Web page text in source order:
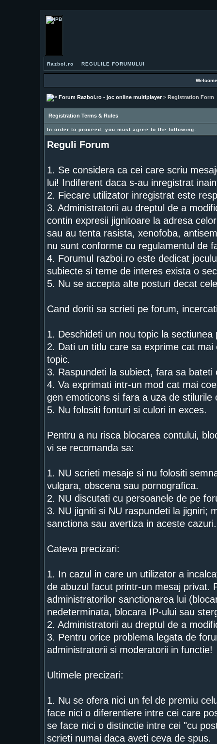
Razboi.ro REGULILE FORUMULUI
Forum Razboi.ro - joc online multiplayer> Registration Form
Registration Terms & Rules
In order to proceed, you must agree to the following:
Reguli Forum
1. Se considera ca cei care scriu
lui! Indiferent daca s-au inregistrat
2. Fiecare utilizator inregistrat este
3. Administratorii au dreptul de a
contin expresii jignitoare la adresa
sau au tenta rasista, xenofoba,
nu sunt conforme cu regulamentul de
4. Forumul razboi.ro este dedicat
subiecte si teme de interes exista o
5. Nu se accepta alte posturi decat
Cand doriti sa scrieti pe forum,
1. Deschideti un nou topic la sectiunea
2. Dati un titlu care sa exprime cat
topic.
3. Raspundeti la subiect, fara sa bateti
4. Va exprimati intr-un mod cat mai
gen emoticons si fara a uza de stilurile
5. Nu folositi fonturi si culori in exces.
Pentru a nu risca blocarea contului,
vi se recomanda sa:
1. NU scrieti mesaje si nu folositi
vulgara, obscena sau pornografica.
2. NU discutati cu persoanele de pe
3. NU jigniti si NU raspundeti la jigniri;
sanctiona sau avertiza in aceste cazuri.
Cateva precizari:
1. In cazul in care un utilizator a
de abuzul facut printr-un mesaj privat.
administratorilor sanctionarea lui
nedeterminata, blocara IP-ului sau
2. Administratorii au dreptul de a
3. Pentru orice problema legata de
administratorii si moderatorii in functie!
Ultimele precizari:
1. Nu se ofera nici un fel de premiu
face nici o diferentiere intre cei care
se face nici o distinctie intre cei "cu
scrieti numai daca aveti ceva de spus.